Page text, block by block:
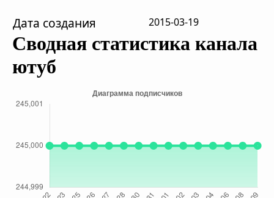
Дата создания 2015-03-19
Сводная статистика канала
ютуб